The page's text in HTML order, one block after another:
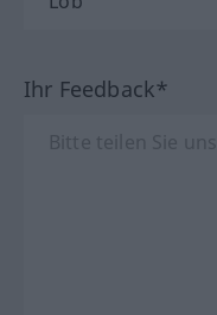
Ihr Feedback*